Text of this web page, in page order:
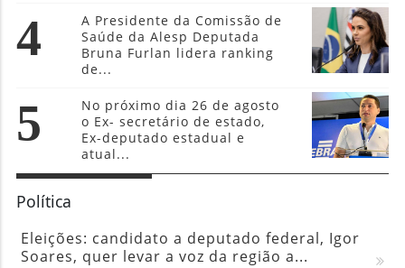
4
A Presidente da Comissão de
Saúde da Alesp Deputada
Bruna Furlan lidera ranking
de...
5
No próximo dia 26 de agosto
o Ex- secretário de estado,
Ex-deputado estadual e
atual...
Política
Eleições: candidato a deputado federal, Igor
Soares, quer levar a voz da região a...